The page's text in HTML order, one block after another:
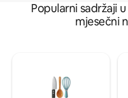
Popularni sadržaji
mjesečni